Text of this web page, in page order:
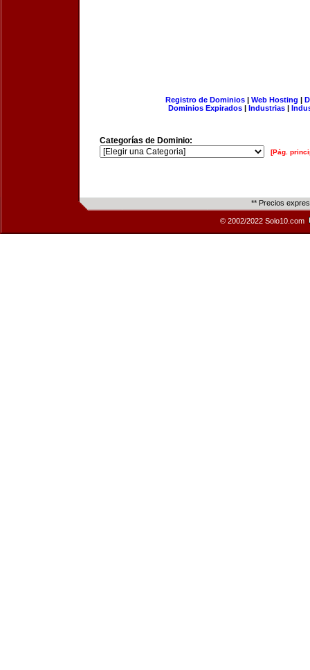
Registro de Dominios| Web Hosting |
Dominios Expirados | Industrias |
Categorías de Dominio:
[Pág.
** Precios
© 2002/2022 Solo10.com